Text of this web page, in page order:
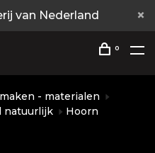
van Nederland
0
- materialen
natuurlijk Hoorn